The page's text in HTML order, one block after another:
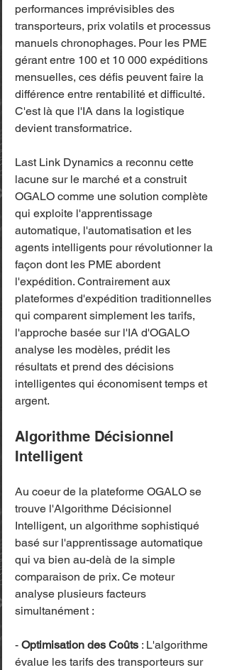
performances imprévisibles des
transporteurs, prix volatils et processus
manuels chronophages. Pour les PME
gérant entre 100 et 10 000 expéditions
mensuelles, ces défis peuvent faire la
différence entre rentabilité et difficulté.
C'est là que l'IA dans la logistique
devient transformatrice.
Last Link Dynamics a reconnu cette
lacune sur le marché et a construit
OGALO comme une solution complète
qui exploite l'apprentissage
automatique, l'automatisation et les
agents intelligents pour révolutionner la
façon dont les PME abordent
l'expédition. Contrairement aux
plateformes d'expédition traditionnelles
qui comparent simplement les tarifs,
l'approche basée sur l'IA d'OGALO
analyse les modèles, prédit les
résultats et prend des décisions
intelligentes qui économisent temps et
argent.
Algorithme Décisionnel
Intelligent
Au coeur de la plateforme OGALO se
trouve l'Algorithme Décisionnel
Intelligent, un algorithme sophistiqué
basé sur l'apprentissage automatique
qui va bien au-delà de la simple
comparaison de prix. Ce moteur
analyse plusieurs facteurs
simultanément :
- Optimisation des Coûts : L'algorithme
évalue les tarifs des transporteurs sur